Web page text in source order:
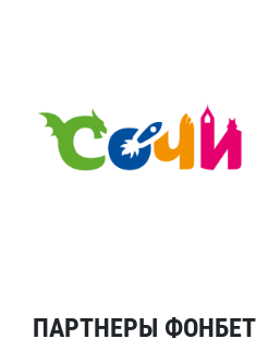
ПАРТНЕРЫ